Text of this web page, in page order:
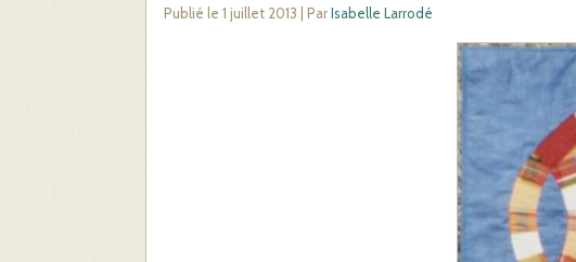
Publié le 1 juillet 2013 |Par Isabelle Larrodé